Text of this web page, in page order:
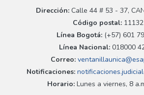
Dirección:Calle 44 # 53 - 37,
Código postal:
Línea Bogotá:(+57) 601
Línea Nacional: 018000
Correo:
Notificaciones:
Horario:Lunes a viernes, 8